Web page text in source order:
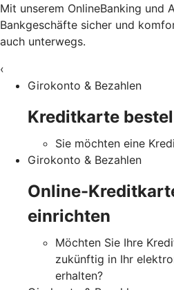
Mit unserem OnlineBanking und
Bankgeschäfte sicher und
auch unterwegs.
‹
Girokonto & Bezahlen
Kreditkarte
Sie möchten eine
Girokonto & Bezahlen
Online-
einrichten
Möchten Sie Ihre
zukünftig in Ihr
erhalten?